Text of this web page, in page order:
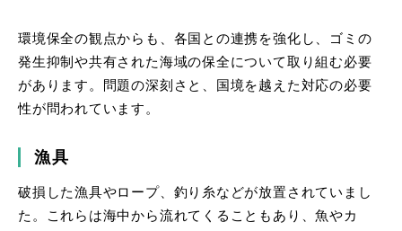
環境保全の観点からも、各国との連携を強化し、ゴミの
発生抑制や共有された海域の保全について取り組む必要
があります。問題の深刻さと、国境を越えた対応の必要
性が問われています。
漁具
破損した漁具やロープ、釣り糸などが放置されていまし
た。これらは海中から流れてくることもあり、魚やカ